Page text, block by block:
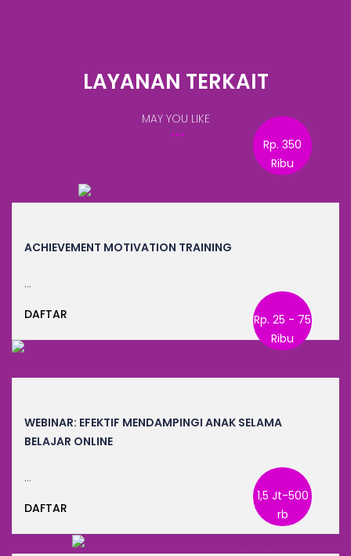
LAYANAN TERKAIT
MAY YOU LIKE
Rp. 350
Ribu
ACHIEVEMENT MOTIVATION TRAINING
…
DAFTAR
Rp. 25 - 75
Ribu
WEBINAR: EFEKTIF MENDAMPINGI ANAK SELAMA
BELAJAR ONLINE
…
DAFTAR
1,5 Jt-500
rb